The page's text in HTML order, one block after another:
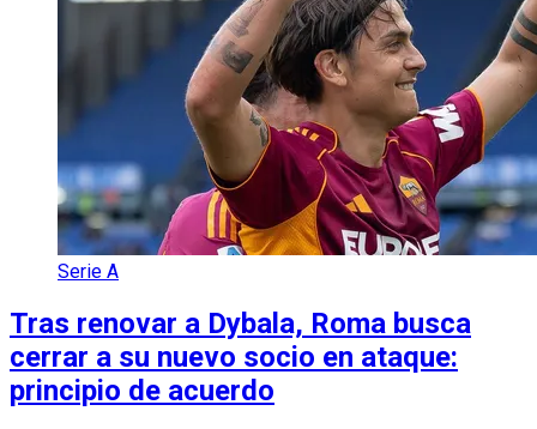
Serie A
Tras renovar a Dybala, Roma busca
cerrar a su nuevo socio en ataque:
principio de acuerdo